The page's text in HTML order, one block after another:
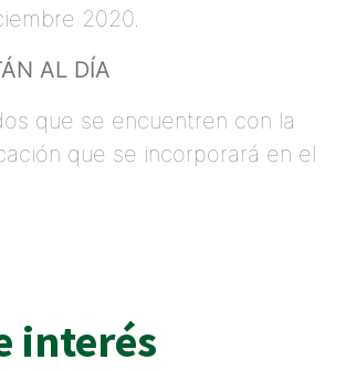
2020.
AL DÍA
que se encuentren con la
que se incorporará en el
interés